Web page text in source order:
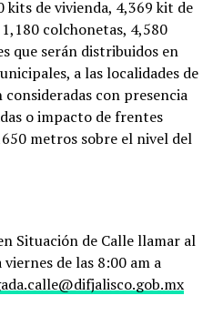
kits de vivienda, 4,369 kit de
colchonetas, 4,580
que serán distribuidos en
a las localidades de
con presencia
o impacto de frentes
metros sobre el nivel del
Situación de Calle llamar al
de las 8:00 am a
mx